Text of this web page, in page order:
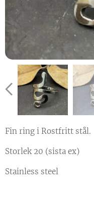
Fin ring i Rostfritt stål.
Storlek 20 (sista ex)
Stainless steel